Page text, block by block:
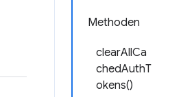
Methoden
clearAllCa
chedAuthT
okens()